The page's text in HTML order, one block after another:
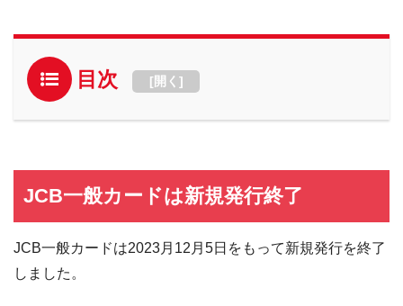
目次 [開く ]
JCB一般カードは新規発行終了
JCB一般カードは2023月12月5日をもって新規発行を終了
しました。